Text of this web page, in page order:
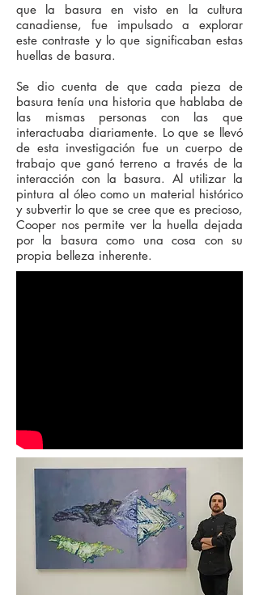
que la basura en visto en la cultura
canadiense, fue impulsado a explorar
este contraste y lo que significaban estas
huellas de basura.
Se dio cuenta de que cada pieza de
basura tenía una historia que hablaba de
las mismas personas con las que
interactuaba diariamente. Lo que se llevó
de esta investigación fue un cuerpo de
trabajo que ganó terreno a través de la
interacción con la basura. Al utilizar la
pintura al óleo como un material histórico
y subvertir lo que se cree que es precioso,
Cooper nos permite ver la huella dejada
por la basura como una cosa con su
propia belleza inherente.